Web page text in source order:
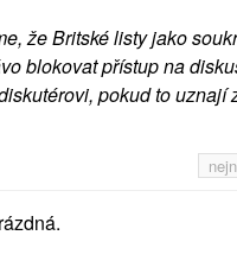
že Britské listy jako
blokovat přístup na
pokud to uznají